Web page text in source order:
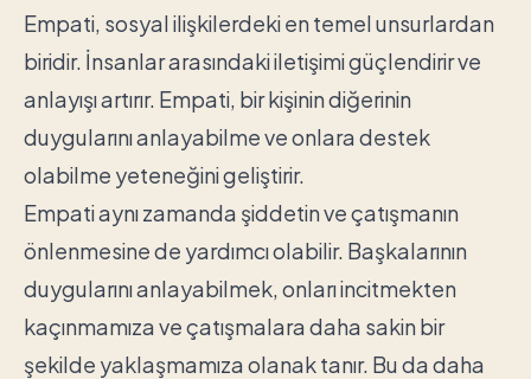
Empati, sosyal ilişkilerdeki en temel unsurlardan
biridir. İnsanlar arasındaki iletişimi güçlendirir ve
anlayışı artırır. Empati, bir kişinin diğerinin
duygularını anlayabilme ve onlara destek
olabilme yeteneğini geliştirir.
Empati aynı zamanda şiddetin ve çatışmanın
önlenmesine de yardımcı olabilir. Başkalarının
duygularını anlayabilmek, onları incitmekten
kaçınmamıza ve çatışmalara daha sakin bir
şekilde yaklaşmamıza olanak tanır. Bu da daha